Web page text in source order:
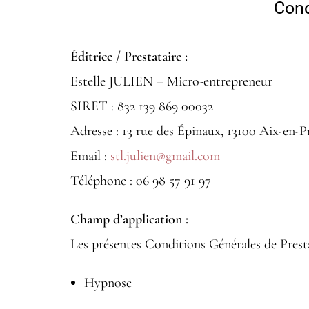
Éditrice / Prestataire :
Estelle JULIEN – Micro-entrepreneur
SIRET : 832 139 869 00032
Adresse : 13 rue des Épinaux, 13100 Aix-en-
Email : stl.julien@gmail.com
Téléphone : 06 98 57 91 97
Champ d’application :
Les présentes Conditions Générales de
Hypnose